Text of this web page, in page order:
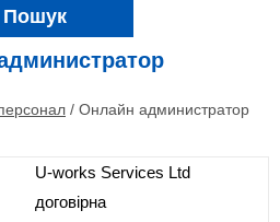
Пошук
/ Онлайн администратор
U-works Services Ltd
договірна